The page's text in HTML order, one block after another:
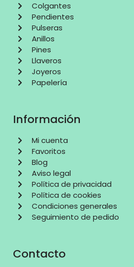
Colgantes
Pendientes
Pulseras
Anillos
Pines
Llaveros
Joyeros
Papelería
Información
Mi cuenta
Favoritos
Blog
Aviso legal
Política de privacidad
Política de cookies
Condiciones generales
Seguimiento de pedido
Contacto